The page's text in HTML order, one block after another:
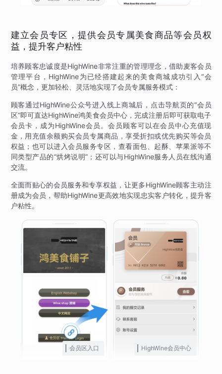
建立会员专区，提供会员专属美食商品等会员权
益，提升客户粘性
培养顾客忠诚度是HighWine非常注重的管理理念，借助麦客会员
管理平台，HighWine为已经搭建起来的美食商城成功引入“会
员”概念，更加轻松、灵活地实现了会员专属服务模式：
顾客通过HighWine公众号进入线上商城后，点击导航页的“会员
区”即可直达HighWine鸿美食会员中心，完成注册后即可获取电子
会员卡，成为HighWine会员。会员顾客可以在会员中心充值现
金，用充值余额购买会员专属商品，享受折扣或优先购买等会员
权益；也可以进入会员服务专区，查看面包、起酥、苹果派等不
同类型产品的“烘烤说明”；还可以与HighWine服务人员在线沟通
交流。
全面而贴心的会员服务和专享权益，让更多HighWine顾客主动注
册成为会员，帮助HighWine更高效地实现忠实客户转化，提升客
户粘性。
会员区入口 HighWine会员中心